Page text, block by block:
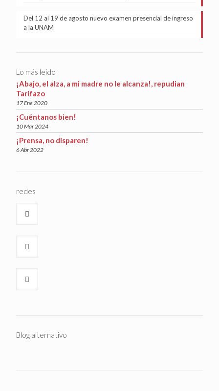
Del 12 al 19 de agosto nuevo examen presencial de ingreso
a la UNAM
Lo más leído
¡Abajo, el alza, a mi madre no le alcanza!, repudian
Tarifazo
17 Ene 2020
¡Cuéntanos bien!
10 Mar 2024
¡Prensa, no disparen!
6 Abr 2022
redes
Blog alternativo